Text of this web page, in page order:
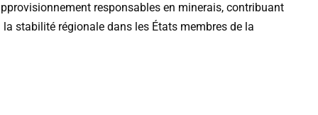
responsablesen minerais, contribuant
la stabilité régionale dans les États membresde la